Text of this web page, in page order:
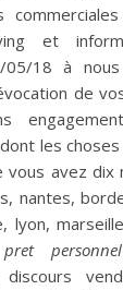
et
05/18 à
de
les
vous avez dix
nantes,
lyon,
discours